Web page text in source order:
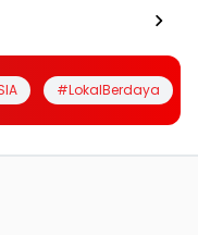
#LokalBerdaya